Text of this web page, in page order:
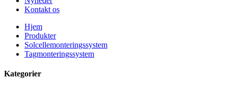
Kontakt os
Hjem
Produkter
Solcellemonteringssystem
Tagmonteringssystem
Kategorier